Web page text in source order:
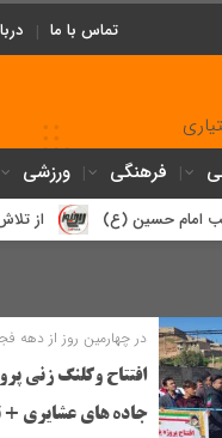
تماس با ما
فرهنگی ورزشی
حسین (ع) از تلاش
در چهارمین روز از دهه
افتتاح وکلنگ زنی
جاده های عشایری +